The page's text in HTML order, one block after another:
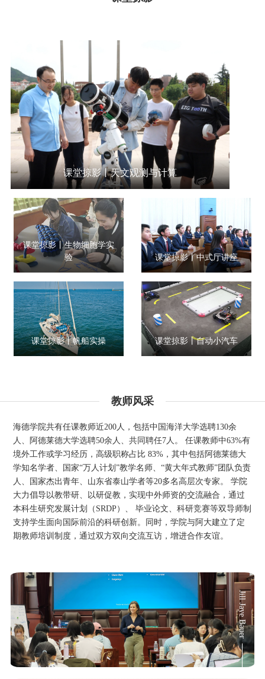
课堂掠影丨天文观测与计算
课堂掠影丨生物细胞学实
验
课堂掠影丨中式厅讲座
课堂掠影丨帆船实操 课堂掠影丨自动小汽车
教师风采
海德学院共有任课教师近200人，包括中国海洋大学选聘130余
人、阿德莱德大学选聘50余人、共同聘任7人。 任课教师中63%有
境外工作或学习经历，高级职称占比 83%，其中包括阿德莱德大
学知名学者、国家“万人计划”教学名师、“黄大年式教师”团队负责
人、国家杰出青年、山东省泰山学者等20多名高层次专家。 学院
大力倡导以教带研、以研促教，实现中外师资的交流融合，通过
本科生研究发展计划（SRDP）、 毕业论文、科研竞赛等双导师制
支持学生面向国际前沿的科研创新。同时，学院与阿大建立了定
期教师培训制度，通过双方双向交流互访，增进合作友谊。
Jill Jaye Bauer